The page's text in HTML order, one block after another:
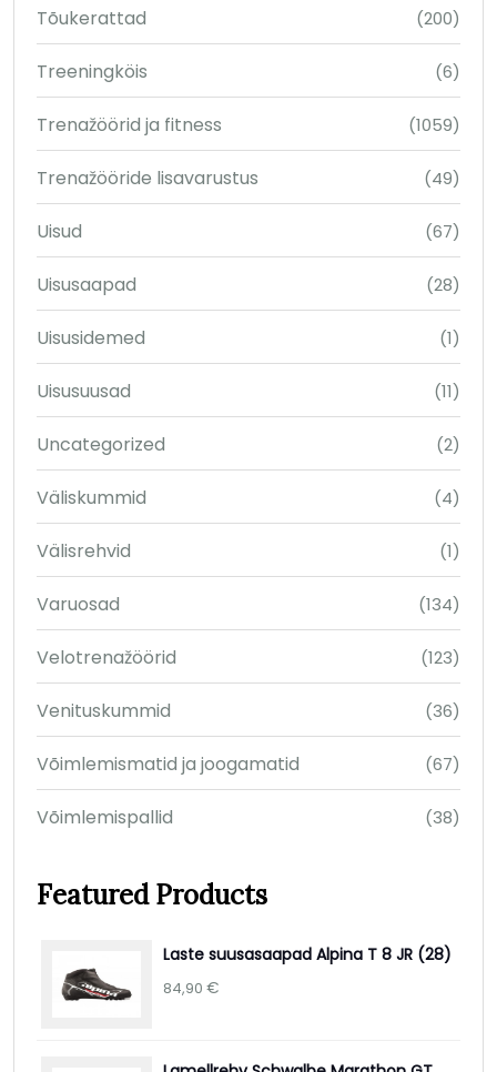
Tõukerattad (200)
Treeningköis (6)
Trenažöörid ja fitness (1059)
Trenažööride lisavarustus (49)
Uisud (67)
Uisusaapad (28)
Uisusidemed (1)
Uisusuusad (11)
Uncategorized (2)
Väliskummid (4)
Välisrehvid (1)
Varuosad (134)
Velotrenažöörid (123)
Venituskummid (36)
Võimlemismatid ja joogamatid (67)
Võimlemispallid (38)
Featured Products
Laste suusasaapad Alpina T 8 JR (28)
84,90 €